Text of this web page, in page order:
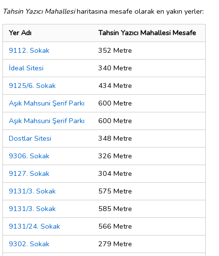
Tahsin Yazıcı Mahallesiharitasına mesafe olarak en yakın yerler:
Yer Adı
Tahsin Yazıcı Mahallesi Mesafe
9112. Sokak
352 Metre
İdeal Sitesi
340 Metre
9125/6. Sokak
434 Metre
Aşık Mahsuni Şerif Parkı
600 Metre
Aşık Mahsuni Şerif Parkı
600 Metre
Dostlar Sitesi
348 Metre
9306. Sokak
326 Metre
9127. Sokak
304 Metre
9131/3. Sokak
575 Metre
9131/3. Sokak
585 Metre
9131/24. Sokak
566 Metre
9302. Sokak
279 Metre